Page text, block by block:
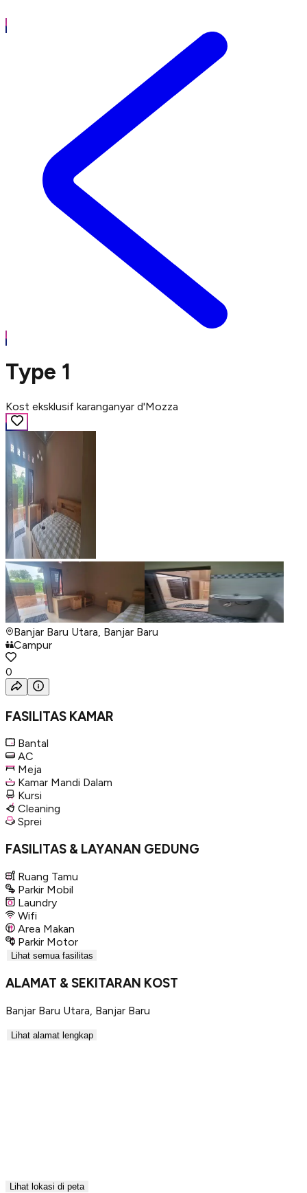
Type 1
Kost eksklusif karanganyar d'Mozza
Banjar Baru Utara, Banjar Baru
Campur
0
FASILITAS KAMAR
Bantal
AC
Meja
Kamar Mandi Dalam
Kursi
Cleaning
Sprei
FASILITAS & LAYANAN GEDUNG
Ruang Tamu
Parkir Mobil
Laundry
Wifi
Area Makan
Parkir Motor
Lihat semua fasilitas
ALAMAT & SEKITARAN KOST
Banjar Baru Utara Banjar Baru
Lihat alamat lengkap
Lihat lokasi di peta